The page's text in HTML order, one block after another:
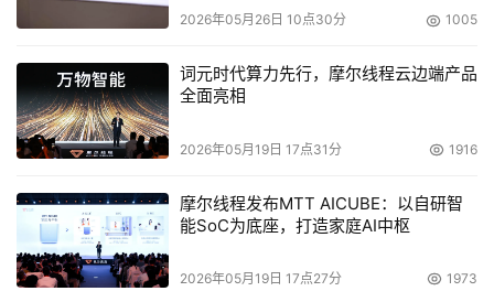
2026年05月26日 10点30分 1005
词元时代算力先行，摩尔线程云边端产品
全面亮相
2026年05月19日 17点31分 1916
摩尔线程发布MTT AICUBE：以自研智
能SoC为底座，打造家庭AI中枢
2026年05月19日 17点27分 1973